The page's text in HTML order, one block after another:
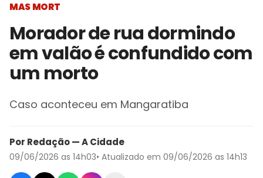
MAS MORT
Morador de rua dormindo
em valão é confundido com
um morto
Caso aconteceu em Mangaratiba
Por Redação — A Cidade
09/06/2026 as 14h03• Atualizado em 09/06/2026 as 14h13